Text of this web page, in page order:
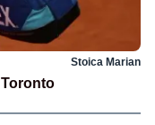
Stoica Marian